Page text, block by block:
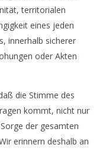
territorialen
eines jeden
innerhalb sicherer
oder Akten
die Stimme des
kommt, nicht nur
der gesamten
erinnern deshalb an